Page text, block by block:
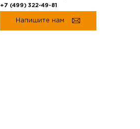
+7 (499) 322-49-81
Напишите нам